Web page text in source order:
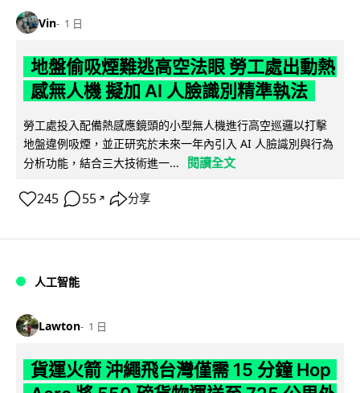
Vin 1 日
地盤偷吸煙難逃高空法眼 勞工處出動熱
感無人機 擬加 AI 人臉識別精準執法
勞工處投入配備熱感應鏡頭的小型無人機進行高空巡邏以打擊
地盤違例吸煙，並正研究於未來一年內引入 AI 人臉識別與行為
分析功能，結合三大技術進一...
閱讀全文
245 55 ↗ 分享
人工智能
Lawton 1 日
貨運火箭 沖繩飛台灣僅需 15 分鐘 Hop